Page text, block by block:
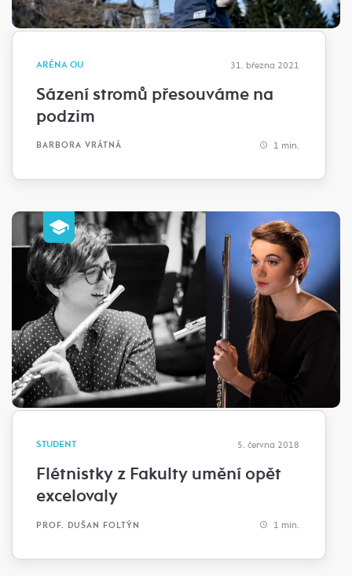
ARÉNA OU 31. března 2021
Sázení stromů přesouváme na
podzim
BARBORA VRÁTNÁ 1 min.
STUDENT 5. června 2018
Flétnistky z Fakulty umění opět
excelovaly
PROF. DUŠAN FOLTÝN 1 min.